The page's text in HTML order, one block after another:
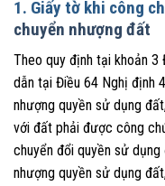
1. Giấy tờ khi công
chuyển nhượng đất
Theo quy định tại khoản
dẫn tại Điều 64 Nghị định
nhượng quyền sử dụng
với đất phải được công
chuyển đổi quyền sử
nhượng quyền sử dụng